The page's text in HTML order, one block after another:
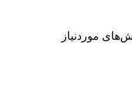
موردنیاز